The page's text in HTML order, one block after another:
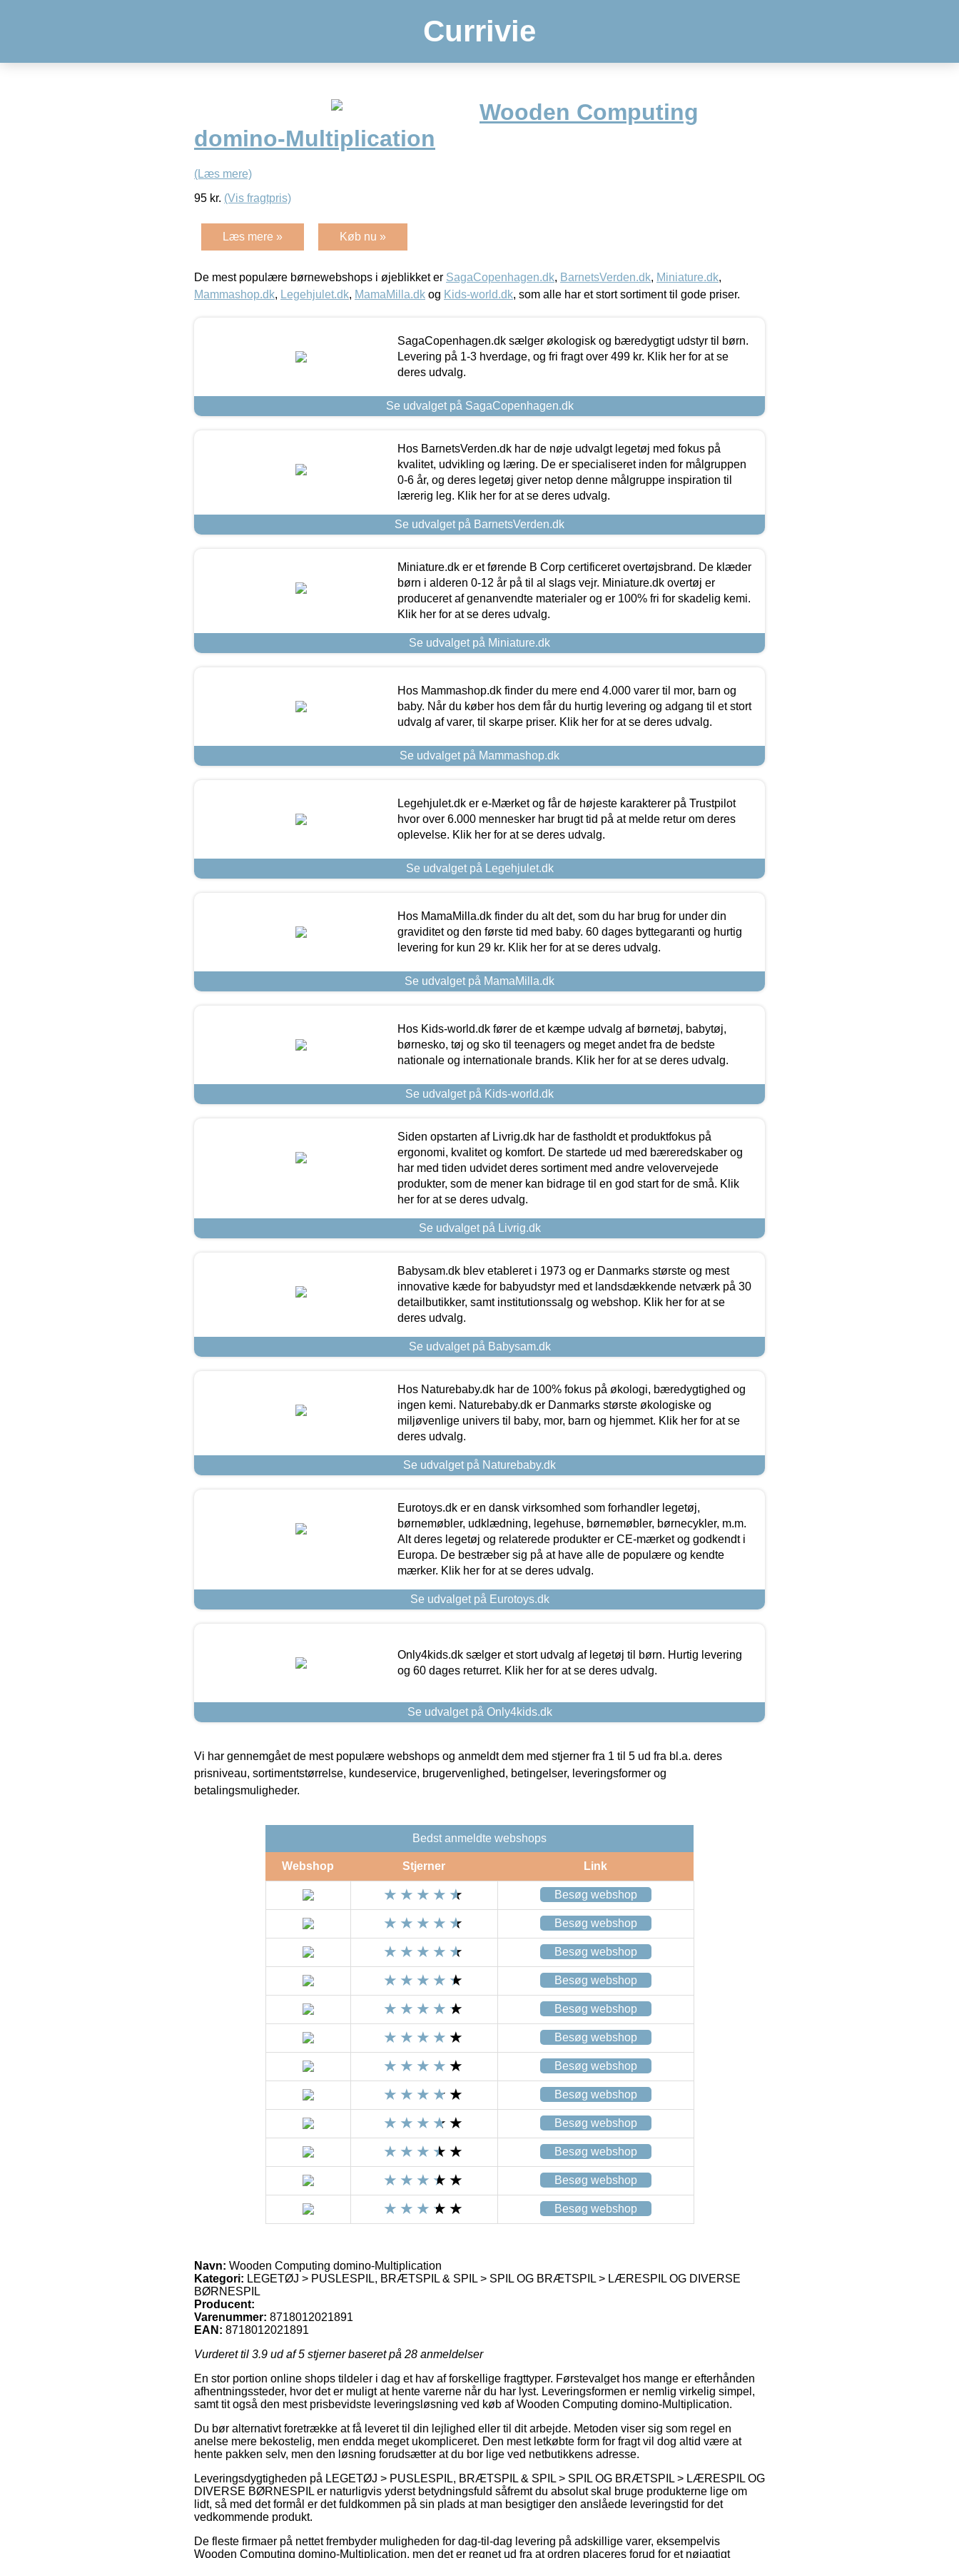
Currivie
Wooden Computing
domino-Multiplication
(Læs mere)
95 kr. (Vis fragtpris)
Læs mere » Køb nu »
De mest populære børnewebshops i øjeblikket er SagaCopenhagen.dk, BarnetsVerden.dk, Miniature.dk,
Mammashop.dk, Legehjulet.dk, MamaMilla.dk og Kids-world.dk, som alle har et stort sortiment til gode priser.
SagaCopenhagen.dk sælger økologisk og bæredygtigt udstyr til børn.
Levering på 1-3 hverdage, og fri fragt over 499 kr. Klik her for at se
deres udvalg.
Se udvalget på SagaCopenhagen.dk
Hos BarnetsVerden.dk har de nøje udvalgt legetøj med fokus på
kvalitet, udvikling og læring. De er specialiseret inden for målgruppen
0-6 år, og deres legetøj giver netop denne målgruppe inspiration til
lærerig leg. Klik her for at se deres udvalg.
Se udvalget på BarnetsVerden.dk
Miniature.dk er et førende B Corp certificeret overtøjsbrand. De klæder
børn i alderen 0-12 år på til al slags vejr. Miniature.dk overtøj er
produceret af genanvendte materialer og er 100% fri for skadelig kemi.
Klik her for at se deres udvalg.
Se udvalget på Miniature.dk
Hos Mammashop.dk finder du mere end 4.000 varer til mor, barn og
baby. Når du køber hos dem får du hurtig levering og adgang til et stort
udvalg af varer, til skarpe priser. Klik her for at se deres udvalg.
Se udvalget på Mammashop.dk
Legehjulet.dk er e-Mærket og får de højeste karakterer på Trustpilot
hvor over 6.000 mennesker har brugt tid på at melde retur om deres
oplevelse. Klik her for at se deres udvalg.
Se udvalget på Legehjulet.dk
Hos MamaMilla.dk finder du alt det, som du har brug for under din
graviditet og den første tid med baby. 60 dages byttegaranti og hurtig
levering for kun 29 kr. Klik her for at se deres udvalg.
Se udvalget på MamaMilla.dk
Hos Kids-world.dk fører de et kæmpe udvalg af børnetøj, babytøj,
børnesko, tøj og sko til teenagers og meget andet fra de bedste
nationale og internationale brands. Klik her for at se deres udvalg.
Se udvalget på Kids-world.dk
Siden opstarten af Livrig.dk har de fastholdt et produktfokus på
ergonomi, kvalitet og komfort. De startede ud med bæreredskaber og
har med tiden udvidet deres sortiment med andre velovervejede
produkter, som de mener kan bidrage til en god start for de små. Klik
her for at se deres udvalg.
Se udvalget på Livrig.dk
Babysam.dk blev etableret i 1973 og er Danmarks største og mest
innovative kæde for babyudstyr med et landsdækkende netværk på 30
detailbutikker, samt institutionssalg og webshop. Klik her for at se
deres udvalg.
Se udvalget på Babysam.dk
Hos Naturebaby.dk har de 100% fokus på økologi, bæredygtighed og
ingen kemi. Naturebaby.dk er Danmarks største økologiske og
miljøvenlige univers til baby, mor, barn og hjemmet. Klik her for at se
deres udvalg.
Se udvalget på Naturebaby.dk
Eurotoys.dk er en dansk virksomhed som forhandler legetøj,
børnemøbler, udklædning, legehuse, børnemøbler, børnecykler, m.m.
Alt deres legetøj og relaterede produkter er CE-mærket og godkendt i
Europa. De bestræber sig på at have alle de populære og kendte
mærker. Klik her for at se deres udvalg.
Se udvalget på Eurotoys.dk
Only4kids.dk sælger et stort udvalg af legetøj til børn. Hurtig levering
og 60 dages returret. Klik her for at se deres udvalg.
Se udvalget på Only4kids.dk
Vi har gennemgået de mest populære webshops og anmeldt dem med stjerner fra 1 til 5 ud fra bl.a. deres
prisniveau, sortimentstørrelse, kundeservice, brugervenlighed, betingelser, leveringsformer og
betalingsmuligheder.
Bedst anmeldte webshops
Webshop Stjerner Link
Besøg webshop
Besøg webshop
Besøg webshop
Besøg webshop
Besøg webshop
Besøg webshop
Besøg webshop
Besøg webshop
Besøg webshop
Besøg webshop
Besøg webshop
Besøg webshop
Navn: Wooden Computing domino-Multiplication
Kategori: LEGETØJ > PUSLESPIL, BRÆTSPIL & SPIL > SPIL OG BRÆTSPIL > LÆRESPIL OG DIVERSE
BØRNESPIL
Producent:
Varenummer: 8718012021891
EAN: 8718012021891
Vurderet til 3.9 ud af 5 stjerner baseret på 28 anmeldelser
En stor portion online shops tildeler i dag et hav af forskellige fragttyper. Førstevalget hos mange er efterhånden
afhentningssteder, hvor det er muligt at hente varerne når du har lyst. Leveringsformen er nemlig virkelig simpel,
samt tit også den mest prisbevidste leveringsløsning ved køb af Wooden Computing domino-Multiplication.
Du bør alternativt foretrække at få leveret til din lejlighed eller til dit arbejde. Metoden viser sig som regel en
anelse mere bekostelig, men endda meget ukompliceret. Den mest letkøbte form for fragt vil dog altid være at
hente pakken selv, men den løsning forudsætter at du bor lige ved netbutikkens adresse.
Leveringsdygtigheden på LEGETØJ > PUSLESPIL, BRÆTSPIL & SPIL > SPIL OG BRÆTSPIL > LÆRESPIL OG
DIVERSE BØRNESPIL er naturligvis yderst betydningsfuld såfremt du absolut skal bruge produkterne lige om
lidt, så med det formål er det fuldkommen på sin plads at man besigtiger den anslåede leveringstid for det
vedkommende produkt.
De fleste firmaer på nettet frembyder muligheden for dag-til-dag levering på adskillige varer, eksempelvis
Wooden Computing domino-Multiplication, men det er regnet ud fra at ordren placeres forud for et nøjagtigt